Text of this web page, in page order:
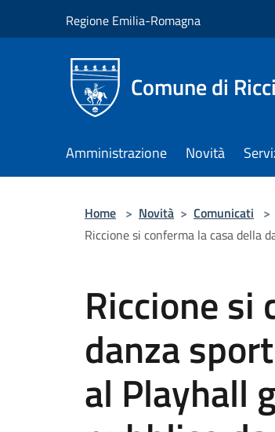
Regione Emilia-Romagna
Comune di
Amministrazione Novità
Home > Novità > Comunicati >
Riccione si conferma la casa della
Riccione si
danza
al Playhall